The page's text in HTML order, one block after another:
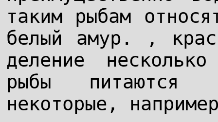
таким рыбам
белый амур. ,
деление
рыбы питаются
некоторые,